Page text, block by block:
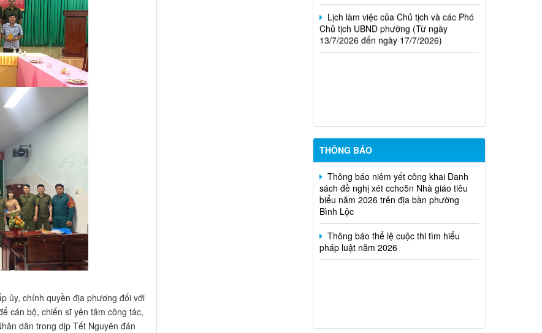
ủy, chính quyền địa phương đối với
cán bộ, chiến sĩ yên tâm công tác,
dân trong dịp Tết Nguyên đán
Lịch làm việc của Chủ tịch và các Phó
Chủ tịch UBND phường (Từ ngày
13/7/2026 đến ngày 17/7/2026)
THÔNG BÁO
chức Trung tâm Dịch vụ tổng hợp
phường Bình Lộc năm 2026
Thông báo niêm yết công khai Danh
sách đề nghị xét ccho5n Nhà giáo tiêu
biểu năm 2026 trên địa bàn phường
Bình Lộc
Thông báo thể lệ cuộc thi tìm hiểu
pháp luật năm 2026